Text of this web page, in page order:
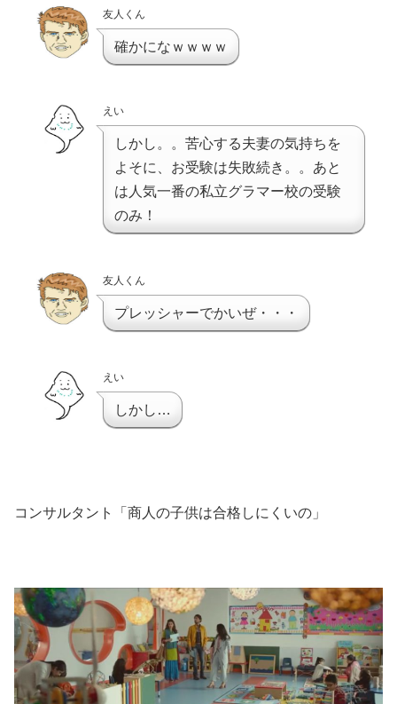
友人くん
確かになｗｗｗｗ
えい
しかし。。苦心する夫妻の気持ちを
よそに、お受験は失敗続き。。あと
は人気一番の私立グラマー校の受験
のみ！
友人くん
プレッシャーでかいぜ・・・
えい
しかし…
コンサルタント「商人の子供は合格しにくいの」